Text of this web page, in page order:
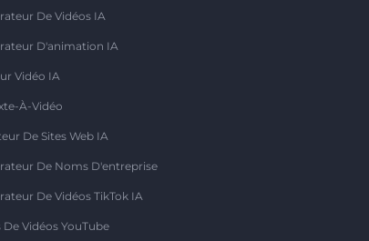
De Vidéos IA
D'animation IA
Vidéo IA
À-Vidéo
De Sites Web IA
De Noms D'entreprise
De Vidéos TikTok IA
De Vidéos YouTube